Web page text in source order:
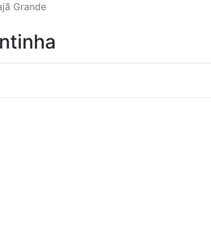
Grande